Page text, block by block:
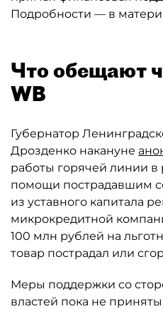
Подробности — в
Что обещают
WB
Губернатор
Дрозденко накануне
работы горячей линии в
помощи пострадавшим
из уставного капитала
микрокредитной
100 млн рублей на
товар пострадал или
Меры поддержки со
властей пока не